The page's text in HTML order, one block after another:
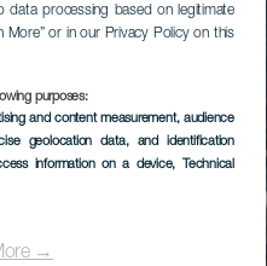
processing based on legitimate
More” or in our Privacy Policy on this
purposes:
and content measurement, audience
geolocation data, and identification
information on a device, Technical
→